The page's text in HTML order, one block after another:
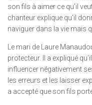
son fils à aimer ce qu’il
chanteur explique qu’il
naviguer dans la vie mais
Le mari de Laure
protecteur. Il a expliqué
influencer négativement
les erreurs et les laisser
a accepté que son fils